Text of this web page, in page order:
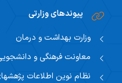
پیوندهای وزارتی
وزارت بهداشت و درمان
معاونت فرهنگی و
نظام نوین اطلاعات